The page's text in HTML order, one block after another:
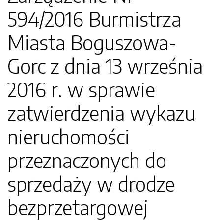
594/2016 Burmistrza
Miasta Boguszowa-
Gorc z dnia 13 września
2016 r. w sprawie
zatwierdzenia wykazu
nieruchomości
przeznaczonych do
sprzedaży w drodze
bezprzetargowej